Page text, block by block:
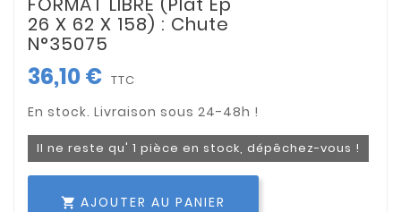
26 X 62 X 158) : Chute
N°35075
36,10 € TTC
Il ne reste qu' 1 pièce en stock, dépêchez-vous !
 AJOUTER AU PANIER